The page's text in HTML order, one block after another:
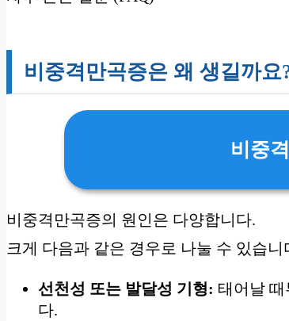
비중격만곡증은 왜 생길까요
비중
비중격만곡증의 원인은 다양합니다.
크게 다음과 같은 경우로 나눌 수 있습니
선천성 또는 발달성 기형: 태어날
다.